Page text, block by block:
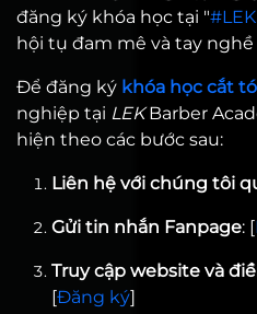
đăng ký khóa học tại "
hội tụ đam mê và tay nghề
Để đăng ký khóa học cắt
nghiệp tại LEKBarber
hiện theo các bước sau:
Liên hệ với chúng tôi
Gửi tin nhắn Fanpage: [
Truy cập website và
[Đăng ký]